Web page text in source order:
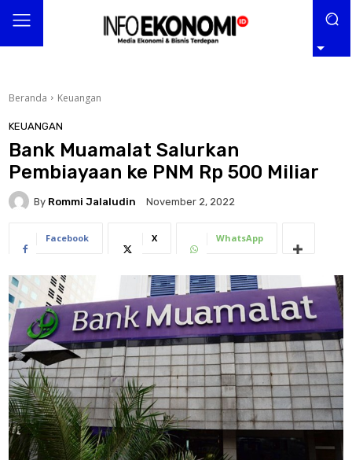
Beranda Keuangan
KEUANGAN
Bank Muamalat Salurkan
Pembiayaan ke PNM Rp 500 Miliar
By Rommi Jalaludin November 2, 2022
Facebook X WhatsApp